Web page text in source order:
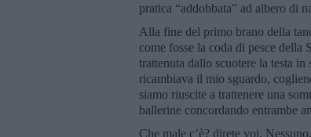
pratica “addobbata” ad albero di
Alla fine del primo brano della
come fosse la coda di pesce
trattenuta dallo scuotere la testa
ricambiava il mio sguardo,
siamo riuscite a trattenere una
ballerine concordando entrambe
Che male c’è? direte voi.